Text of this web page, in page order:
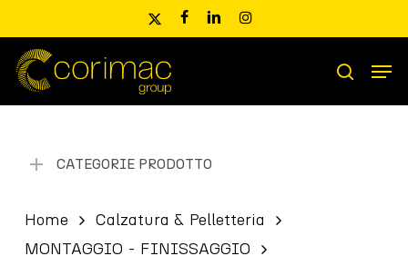
main
content
x-
facebooklinkedininstagram
Ricerca
prodotti
search
CATEGORIE PRODOTTO
Home
Calzatura & Pelletteria
MONTAGGIO - FINISSAGGIO